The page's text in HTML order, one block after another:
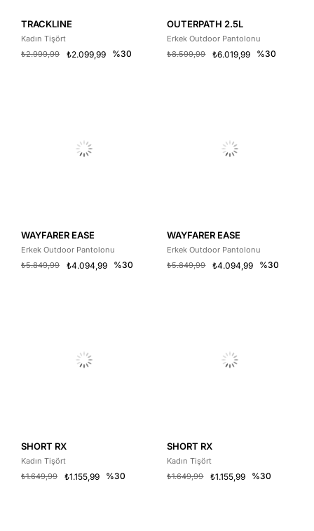
TRACKLINE
Kadın Tişört
₺2.099,99
₺2.999,99 %30
OUTERPATH 2.5L
Erkek Outdoor Pantolonu
₺6.019,99
₺8.599,99 %30
WAYFARER EASE
Erkek Outdoor Pantolonu
₺4.094,99
₺5.849,99 %30
WAYFARER EASE
Erkek Outdoor Pantolonu
₺4.094,99
₺5.849,99 %30
SHORT RX
Kadın Tişört
₺1.155,99
₺1.649,99 %30
SHORT RX
Kadın Tişört
₺1.155,99
₺1.649,99 %30